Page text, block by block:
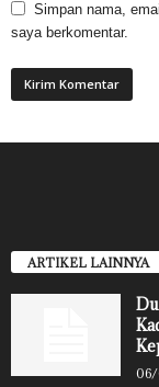
Simpan nama,
saya berkomentar.
ARTIKEL LAINNYA